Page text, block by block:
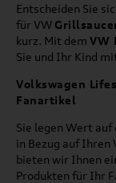
Entscheiden Sie
für VW
kurz. Mit dem VW
Sie und Ihr Kind
Volkswagen
Fanartikel
Sie legen Wert auf
in Bezug auf Ihren
bieten wir Ihnen
Produkten für Ihr